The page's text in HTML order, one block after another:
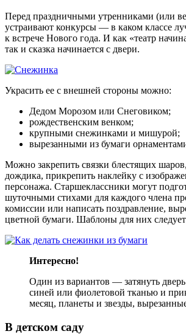
Перед праздничными утренниками (или
устраивают конкурсы — в каком классе
к встрече Нового года. И как «театр
так и сказка начинается с двери.
Украсить ее с внешней стороны можно:
Дедом Морозом или Снеговиком;
рождественским венком;
крупными снежинками и мишурой;
вырезанными из бумаги
Можно закрепить связки блестящих
дождика, прикрепить наклейку с
персонажа. Старшеклассники могут
шуточными стихами для каждого члена
комиссии или написать поздравление,
цветной бумаги. Шаблоны для них следует
Интересно!
Один из вариантов — затянуть
синей или фиолетовой тканью и
месяц, планеты и звезды,
В детском саду